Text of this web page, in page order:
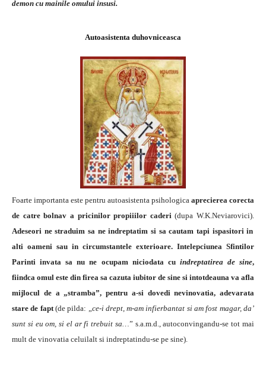
demon cu mainile omului insusi.
Autoasistenta duhovniceasca
Foarte importanta este pentru autoasistenta psihologica aprecierea corecta
de catre bolnav a pricinilor propiiilor caderi(dupa W.K.Neviarovici).
Adeseori ne straduim sa ne indreptatim si sa cautam tapi ispasitori in
alti oameni sau in circumstantele exterioare. Intelepciunea Sfintilor
Parinti invata sa nu ne ocupam niciodata cu indreptatirea de sine,
fiindca omul este din firea sa cazuta iubitor de sine si intotdeauna va afla
mijlocul de a „stramba”, pentru a-si dovedi nevinovatia, adevarata
stare de fapt(de pilda: „ce-i drept, m-am infierbantat si am fost magar, da’
sunt si eu om, si el ar fi trebuit sa…” s.a.m.d., autoconvingandu-se tot mai
mult de vinovatia celuilalt si indreptatindu-se pe sine).